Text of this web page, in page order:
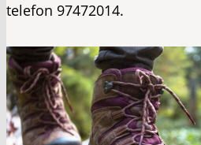
telefon 97472014.